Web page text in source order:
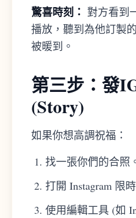
驚喜時刻： 對方看到
播放，聽到為他訂製
被暖到。
第三步：發
(Story)
如果你想高調祝福：
找一張你們的合照
打開 Instagram 限
使用編輯工具 (如